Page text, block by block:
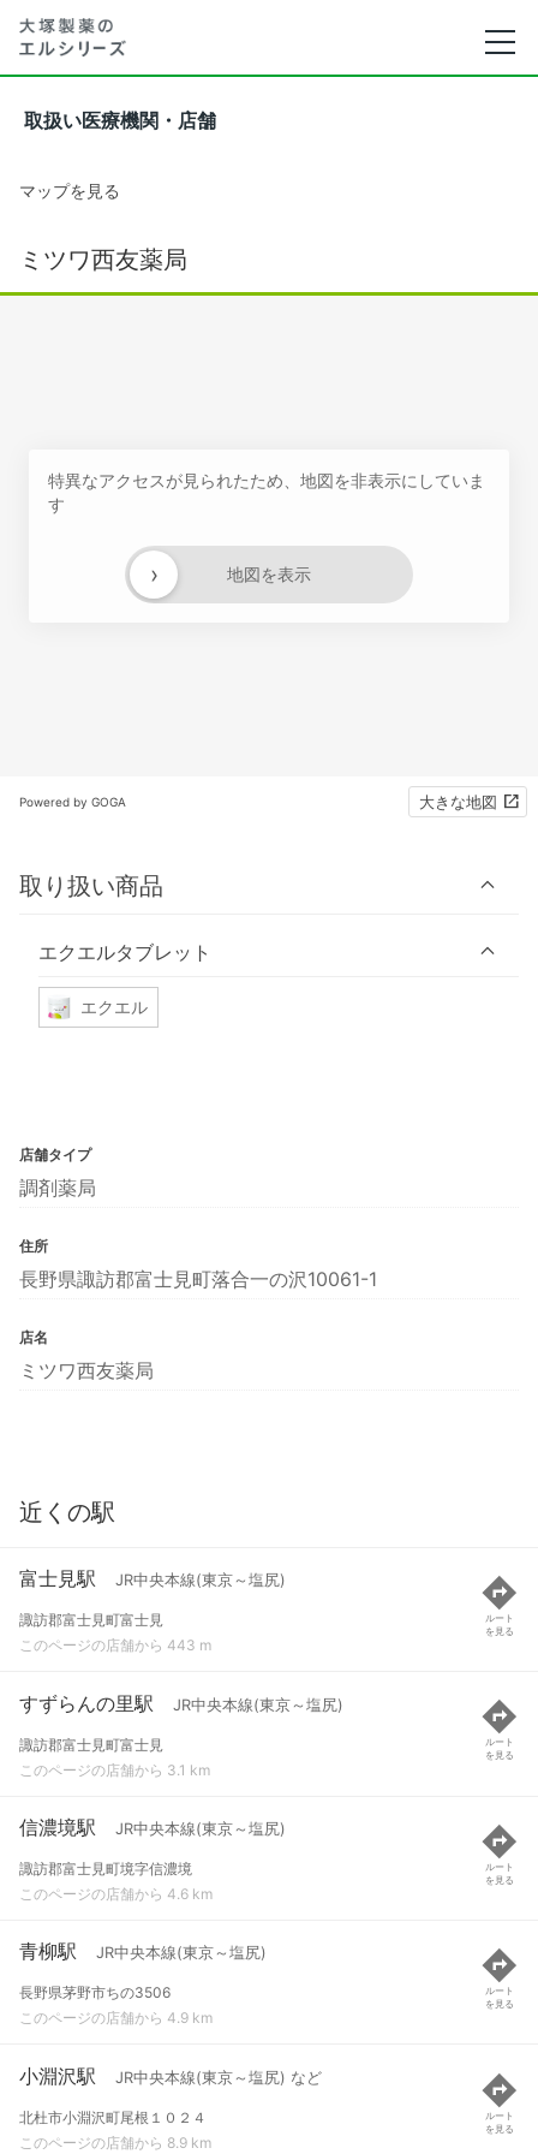
取扱い医療機関・店舗
マップを見る
ミツワ西友薬局
特異なアクセスが見られたため、地図を非表示にしていま
す
地図を表示
›
Powered by GOGA 大きな地図
取り扱い商品
エクエルタブレット
エクエル
店舗タイプ
調剤薬局
住所
長野県諏訪郡富士見町落合一の沢10061-1
店名
ミツワ西友薬局
近くの駅
富士見駅 JR中央本線(東京～塩尻)
諏訪郡富士見町富士見
このページの店舗から 443 m
ルート
を見る
すずらんの里駅 JR中央本線(東京～塩尻)
諏訪郡富士見町富士見
このページの店舗から 3.1 km
ルート
を見る
信濃境駅 JR中央本線(東京～塩尻)
諏訪郡富士見町境字信濃境
このページの店舗から 4.6 km
ルート
を見る
青柳駅 JR中央本線(東京～塩尻)
長野県茅野市ちの3506
このページの店舗から 4.9 km
ルート
を見る
小淵沢駅 JR中央本線(東京～塩尻) など
北杜市小淵沢町尾根１０２４
このページの店舗から 8.9 km
ルート
を見る